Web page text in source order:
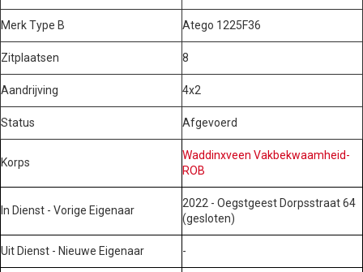
Merk Type B Atego 1225F36
Zitplaatsen 8
Aandrijving 4x2
Status Afgevoerd
Korps
Waddinxveen Vakbekwaamheid-
ROB
In Dienst - Vorige Eigenaar
2022 - Oegstgeest Dorpsstraat 64
(gesloten)
Uit Dienst - Nieuwe Eigenaar -